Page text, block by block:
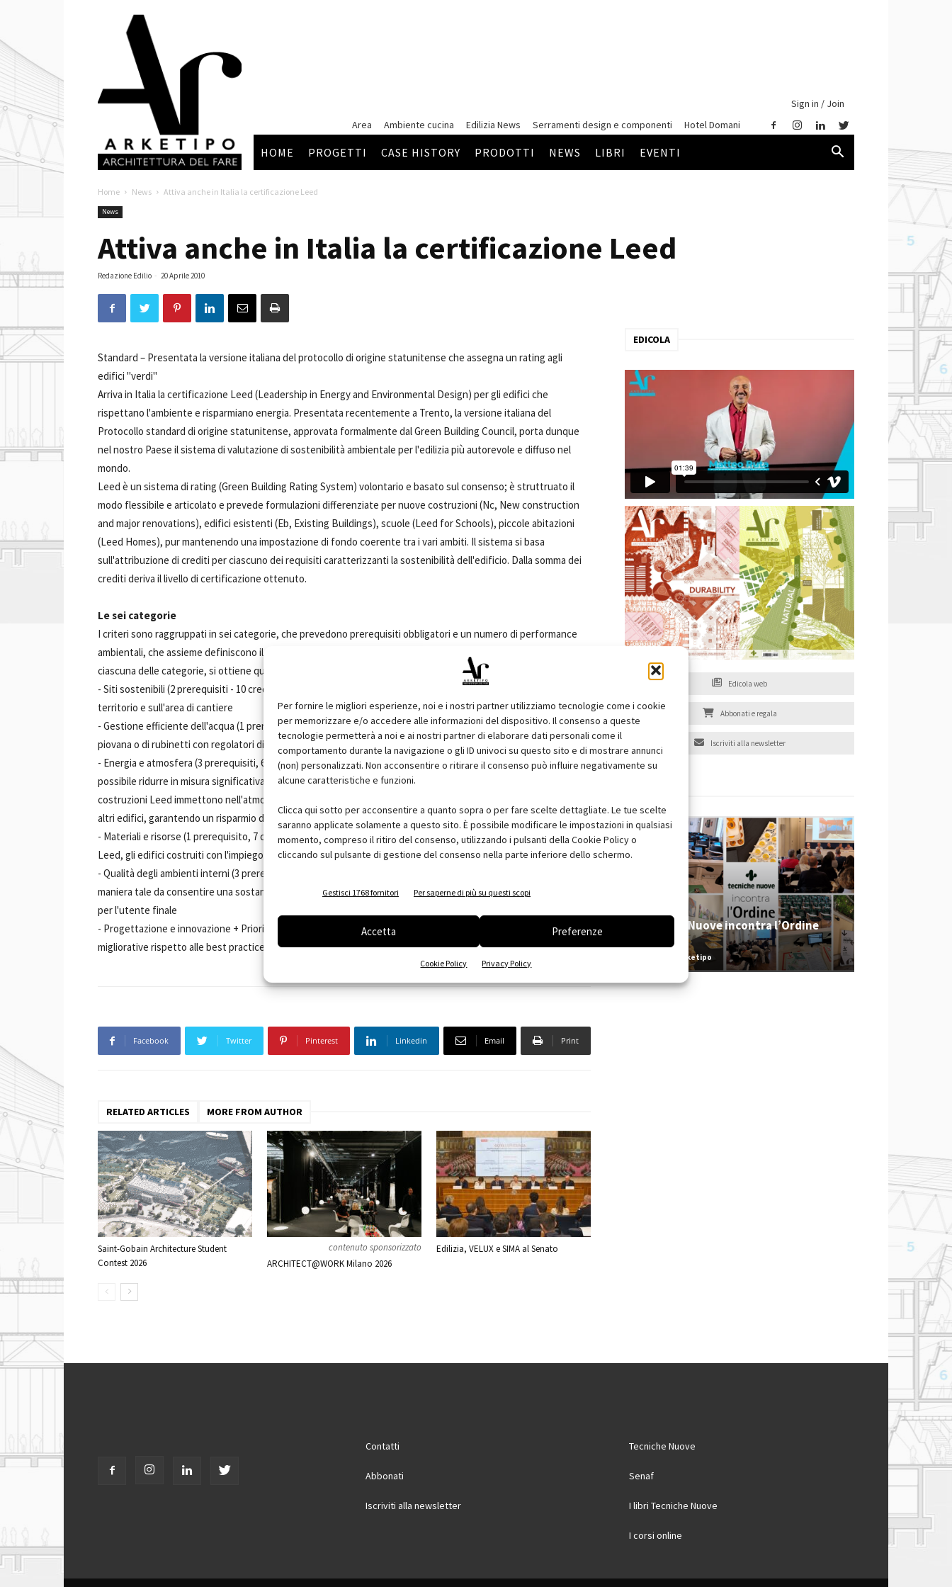
Per fornire le migliori esperienze, noi e i nostri partner utilizziamo tecnologie come i cookie
per memorizzare e/o accedere alle informazioni del dispositivo. Il consenso a queste
tecnologie permetterà a noi e ai nostri partner di elaborare dati personali come il
comportamento durante la navigazione o gli ID univoci su questo sito e di mostrare annunci
(non) personalizzati. Non acconsentire o ritirare il consenso può influire negativamente su
alcune caratteristiche e funzioni.
Clicca qui sotto per acconsentire a quanto sopra o per fare scelte dettagliate. Le tue scelte
saranno applicate solamente a questo sito. È possibile modificare le impostazioni in qualsiasi
momento, compreso il ritiro del consenso, utilizzando i pulsanti della Cookie Policy o
cliccando sul pulsante di gestione del consenso nella parte inferiore dello schermo.
Gestisci 1768 fornitori Per saperne di più su questi scopi
Accetta Preferenze
Cookie Policy Privacy Policy
Arketipo
Sign in / Join
Area
Ambiente cucina Edilizia News Serramenti design e componenti Hotel Domani
HOME PROGETTI CASE HISTORY PRODOTTI NEWS LIBRI EVENTI
Home News Attiva anche in Italia la certificazione Leed
News
Attiva anche in Italia la certificazione Leed
Redazione Edilio - 20 Aprile 2010
Standard – Presentata la versione italiana del protocollo di origine statunitense che assegna un rating agli
edifici "verdi"
Arriva in Italia la certificazione Leed (Leadership in Energy and Environmental Design) per gli edifici che
rispettano l'ambiente e risparmiano energia. Presentata recentemente a Trento, la versione italiana del
Protocollo standard di origine statunitense, approvata formalmente dal Green Building Council, porta dunque
nel nostro Paese il sistema di valutazione di sostenibilità ambientale per l'edilizia più autorevole e diffuso nel
mondo.
Leed è un sistema di rating (Green Building Rating System) volontario e basato sul consenso; è struttruato il
modo flessibile e articolato e prevede formulazioni differenziate per nuove costruzioni (Nc, New construction
and major renovations), edifici esistenti (Eb, Existing Buildings), scuole (Leed for Schools), piccole abitazioni
(Leed Homes), pur mantenendo una impostazione di fondo coerente tra i vari ambiti. Il sistema si basa
sull'attribuzione di crediti per ciascuno dei requisiti caratterizzanti la sostenibilità dell'edificio. Dalla somma dei
crediti deriva il livello di certificazione ottenuto.
Le sei categorie
I criteri sono raggruppati in sei categorie, che prevedono prerequisiti obbligatori e un numero di performance
ambientali, che assieme definiscono il punteggio finale dell'edificio: sommando i crediti conseguiti all'interno di
ciascuna delle categorie, si ottiene quindi uno specifico livello di certificazione .
- Siti sostenibili (2 prerequisiti - 10 crediti ): gli edifici certificati Leed devono avere il minor impatto possibile sul
territorio e sull'area di cantiere
- Gestione efficiente dell'acqua (1 prerequisito - 4 crediti): la presenza di sistemi per il recupero dell'acqua
piovana o di rubinetti con regolatori di flusso deve garantire la massima efficienza nel consumo di acqua
- Energia e atmosfera (3 prerequisiti, 6 crediti): utilizzando al meglio l'energia da fonti rinnovabili e locali, è
possibile ridurre in misura significativa la bolletta energetica degli edifici. Negli Stati Uniti, ogni anno le
costruzioni Leed immettono nell'atmosfera 350 tonnellate metriche di anidride carbonica in meno, rispetto ad
altri edifici, garantendo un risparmio di elettricità pari al 32% circa
- Materiali e risorse (1 prerequisito, 7 crediti): ottengono un punteggio superiore, nel sistema di valutazione
Leed, gli edifici costruiti con l'impiego di materiali naturali, rinnovabili e locali, come il legno
- Qualità degli ambienti interni (3 prerequisiti, 10 crediti): gli spazi interni dell'edificio devono essere progettati in
maniera tale da consentire una sostanziale parità del bilancio energetico e favorire il massimo confort abitativo
per l'utente finale
- Progettazione e innovazione + Priorità regionali (3 Crediti + 1 Credito): l'impiego di tecnologie costruttive
migliorative rispetto alle best practice è un elemento di valore aggiunto ai fini della certificazione Leed.
Facebook Twitter Pinterest Linkedin Email Print
RELATED ARTICLES MORE FROM AUTHOR
Saint-Gobain Architecture Student
Contest 2026
contenuto sponsorizzato
ARCHITECT@WORK Milano 2026
Edilizia, VELUX e SIMA al Senato
EDICOLA
Edicola web
Abbonati e regala
Iscriviti alla newsletter
Tecniche Nuove incontra l’Ordine
Redazione Arketipo
Contatti
Abbonati
Iscriviti alla newsletter
Tecniche Nuove
Senaf
I libri Tecniche Nuove
I corsi online